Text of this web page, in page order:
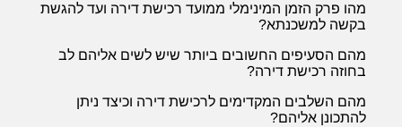
מהו פרק הזמן המינימלי ממועד רכישת דירה ועד להגשת
בקשה למשכנתא?
מהם הסעיפים החשובים ביותר שיש לשים אליהם לב
בחוזה רכישת דירה?
מהם השלבים המקדימים לרכישת דירה וכיצד ניתן
להתכונן אליהם?